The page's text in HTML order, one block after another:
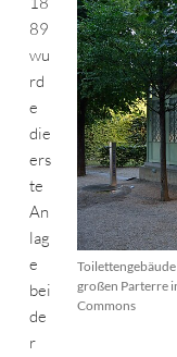
großen Parterre
Commons
89
wu
rd
e
die
ers
te
An
lag
e
bei
de
r